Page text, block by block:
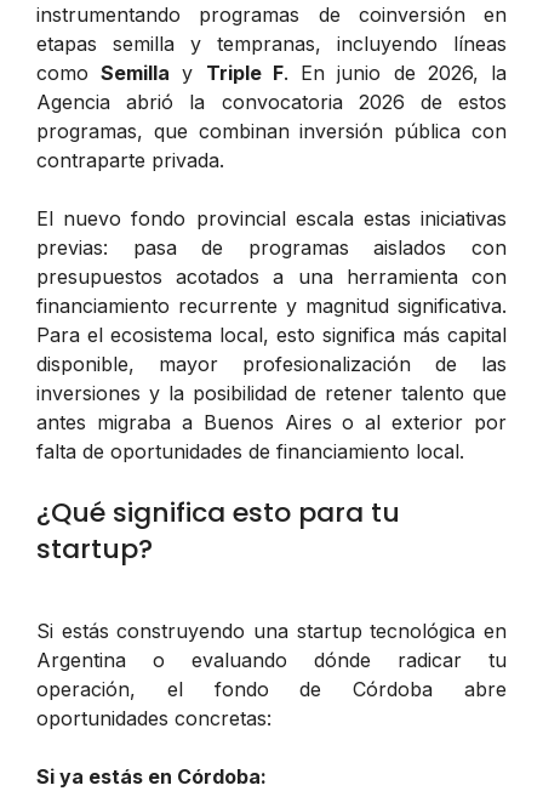
instrumentando programas de coinversión en
etapas semilla y tempranas, incluyendo líneas
comoSemilla y Triple F. En junio de 2026, la
Agencia abrió la convocatoria 2026 de estos
programas, que combinan inversión pública con
contraparte privada.
El nuevo fondo provincial escala estas iniciativas
previas: pasa de programas aislados con
presupuestos acotados a una herramienta con
financiamiento recurrente y magnitud significativa.
Para el ecosistema local, esto significa más capital
disponible, mayor profesionalización de las
inversiones y la posibilidad de retener talento que
antes migraba a Buenos Aires o al exterior por
falta de oportunidades de financiamiento local.
¿Qué significa esto para tu
startup?
Si estás construyendo una startup tecnológica en
Argentina o evaluando dónde radicar tu
operación, el fondo de Córdoba abre
oportunidades concretas:
Si ya estás en Córdoba: